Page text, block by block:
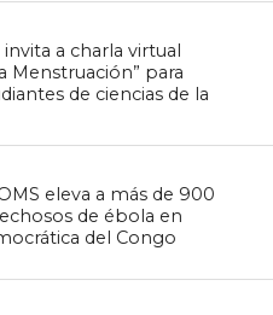
invita a charla virtual
Menstruación” para
de ciencias de la
eleva a más de 900
de ébola en
del Congo